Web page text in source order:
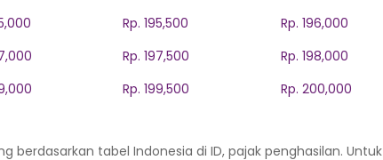
Rp. 195,500
Rp. 196,000
Rp. 197,500
Rp. 198,000
Rp. 199,500 Rp. 200,000
berdasarkan tabel Indonesia di ID, pajak penghasilan. Untuk